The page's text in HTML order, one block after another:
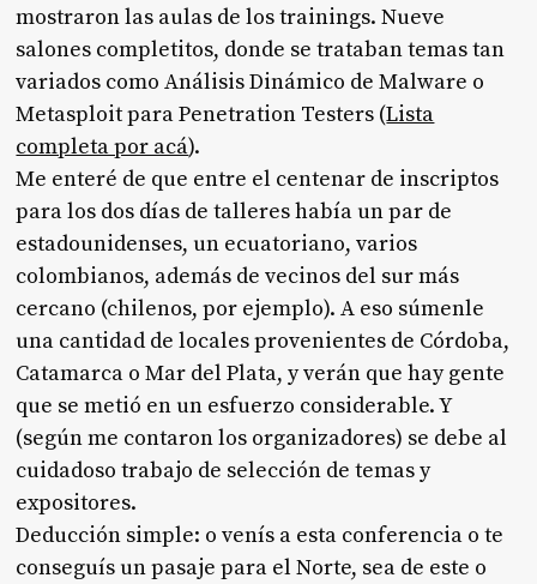
mostraron las aulas de los trainings. Nueve
salones completitos, donde se trataban temas tan
variados como Análisis Dinámico de Malware o
Metasploit para Penetration Testers (Lista
completa por acá).
Me enteré de que entre el centenar de inscriptos
para los dos días de talleres había un par de
estadounidenses, un ecuatoriano, varios
colombianos, además de vecinos del sur más
cercano (chilenos, por ejemplo). A eso súmenle
una cantidad de locales provenientes de Córdoba,
Catamarca o Mar del Plata, y verán que hay gente
que se metió en un esfuerzo considerable. Y
(según me contaron los organizadores) se debe al
cuidadoso trabajo de selección de temas y
expositores.
Deducción simple: o venís a esta conferencia o te
conseguís un pasaje para el Norte, sea de este o